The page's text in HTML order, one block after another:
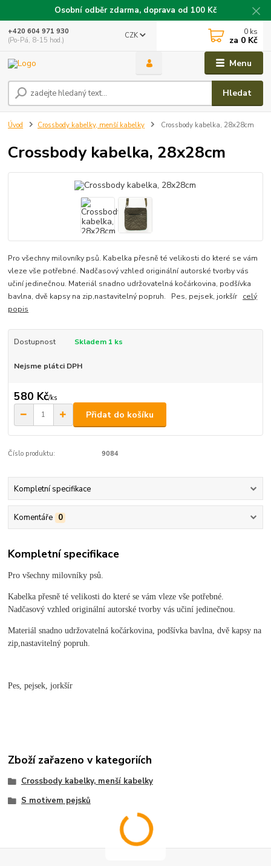
Osobní odběr zdarma, doprava od 100 Kč
Menu
CZK
Hledat
+420 604 971 930
(Po-Pá, 8-15 hod.)
0 ks
za 0 Kč
Úvod Crossbody kabelky, menší kabelky Crossbody kabelka, 28x28cm
Crossbody kabelka, 28x28cm
Pro všechny milovníky psů. Kabelka přesně té velikosti do které se vám
vleze vše potřebné. Nadčasový vzhled originální autorské tvorby vás
učiní jedinečnou. Materiál snadno udržovatelná kočárkovina, podšívka
bavlna, dvě kapsy na zip,nastavitelný popruh. Pes, pejsek, jorkšír celý
popis
Dostupnost Skladem 1 ks
Nejsme plátci DPH
580 Kč/ks
Přidat do košíku
Číslo produktu: 9084
Kompletní specifikace
Komentáře 0
Kompletní specifikace
Pro všechny milovníky psů.
Kabelka přesně té velikosti do které se vám vleze vše potřebné.
Nadčasový vzhled originální autorské tvorby vás učiní jedinečnou.
Materiál snadno udržovatelná kočárkovina, podšívka bavlna, dvě kapsy na
zip,nastavitelný popruh.
Pes, pejsek, jorkšír
Zboží zařazeno v kategoriích
Crossbody kabelky, menší kabelky
S motivem pejsků